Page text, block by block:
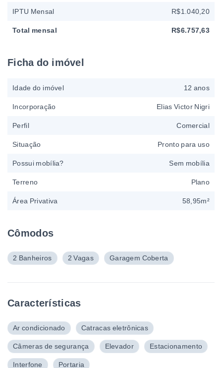
Cômodos
2 Banheiros 2 Vagas Garagem Coberta
Características
Ar condicionado Catracas eletrônicas
Câmeras de segurança Elevador Estacionamento
Interfone Portaria
IPTU Mensal R$1.040,20
Total mensal R$6.757,63
Ficha do imóvel
Idade do imóvel 12 anos
Incorporação Elias Victor Nigri
Perfil Comercial
Situação Pronto para uso
Possui mobília? Sem mobília
Terreno Plano
Área Privativa 58,95m²